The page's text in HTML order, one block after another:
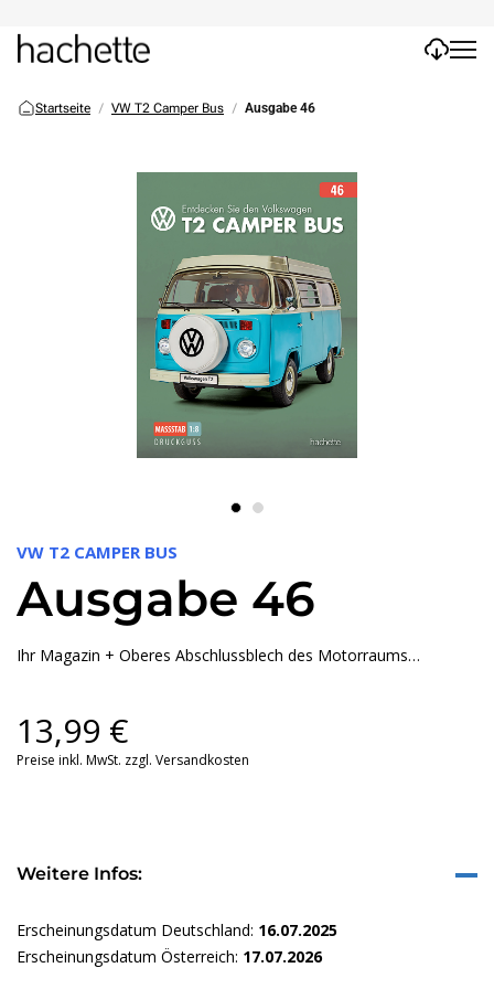
Startseite VW T2 Camper Bus Ausgabe 46
VW T2 CAMPER BUS
Ausgabe 46
Ihr Magazin + Oberes Abschlussblech des Motorraums…
13,99 €
Preise inkl. MwSt. zzgl. Versandkosten
Weitere Infos:
Erscheinungsdatum Deutschland: 16.07.2025
Erscheinungsdatum Österreich: 17.07.2026